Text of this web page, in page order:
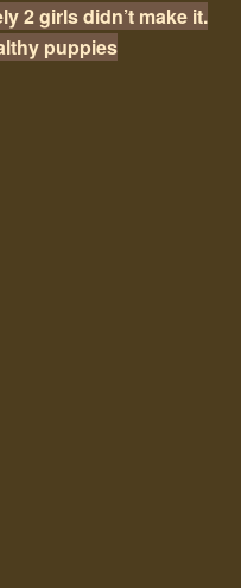
2 girls didn’t make it.
puppies